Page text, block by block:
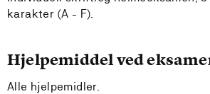
karakter (A - F).
Hjelpemiddel ved
Alle hjelpemidler.